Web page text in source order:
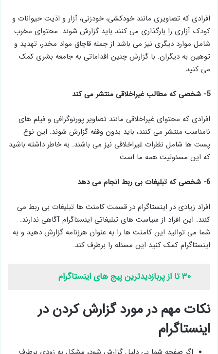
افرادی که تصاویری مانند خودکشی، خودزنی، آزار و اذیت حیوانات و
کودک آزاری را بارگذاری می کنند باید گزارش شوند. محتوای مخرب
شامل موارد دیگری نیز می باشد از جمله قاچاق مواد مخدر، تهدید و
توهین به دیگران. با گزارش چنین اقداماتی به جامعه بشری کمک
می کنید.
5- شخصی که مطالب غیراخلاقی منتشر می کند
افرادی که محتوای غیراخلاقی مانند تصاویر پورنوگرافی و فیلم های
نامناسب منتشر می کنند، باید بدون وقفه گزارش شوند. این نوع
پست ها شامل نظرات غیراخلاقی نیز می باشند. به خاطر داشته باشید
که این مسئولیت همه ما است.
6- شخصی که تبلیغات بی ربط انجام می دهد
افراد زیادی در اینستاگرام در قسمت کامنت ها تبلیغات بی ربط می
کنند. این افراد از سیاست های تبلیغاتی اینستاگرام آگاهی ندارند.
شما می توانید این کامنت ها را به عنوان هرزنامه گزارش دهید و به
اینستاگرام کمک کنید این مسئله را برطرف کند.
۳۰ تا از پربازدیدترین پیج های اینستاگرام
نکات مهم در مورد گزارش کردن در
اینستاگرام